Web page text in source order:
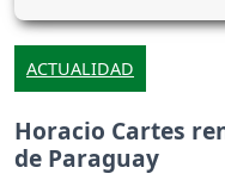
ACTUALIDAD
Horacio Cartes
de Paraguay